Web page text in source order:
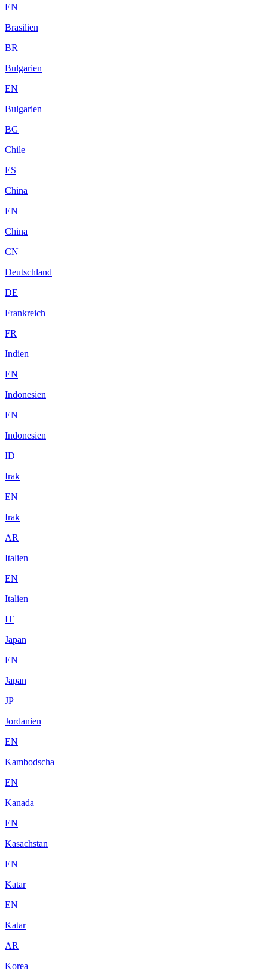
EN
Brasilien
BR
Bulgarien
EN
Bulgarien
BG
Chile
ES
China
EN
China
CN
Deutschland
DE
Frankreich
FR
Indien
EN
Indonesien
EN
Indonesien
ID
Irak
EN
Irak
AR
Italien
EN
Italien
IT
Japan
EN
Japan
JP
Jordanien
EN
Kambodscha
EN
Kanada
EN
Kasachstan
EN
Katar
EN
Katar
AR
Korea